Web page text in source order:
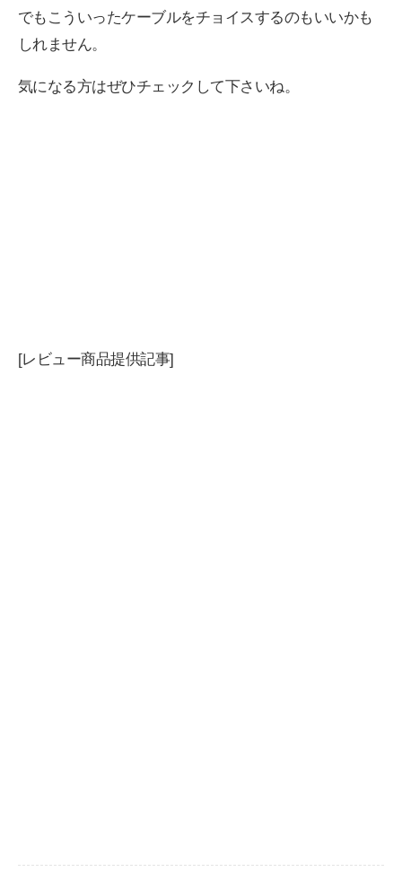
でもこういったケーブルをチョイスするのもいいかも
しれません。
気になる方はぜひチェックして下さいね。
[レビュー商品提供記事]